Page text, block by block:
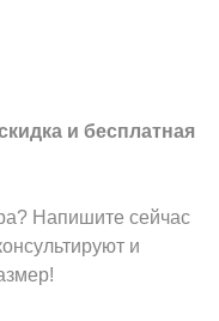
и бесплатная
Напишите сейчас
и